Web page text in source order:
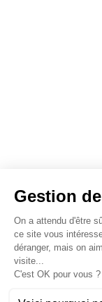
Raison
SIREN: 432521664 -
Siège social : 6 PLACE